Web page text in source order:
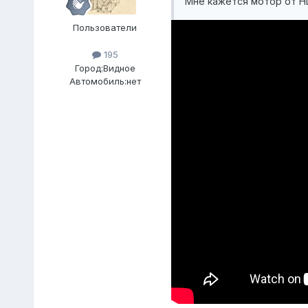
Пользователи
195
Город:Видное
Автомобиль:нет